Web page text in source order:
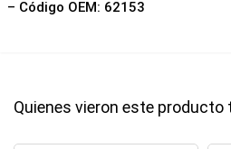
– Código OEM: 62153
Quienes vieron este